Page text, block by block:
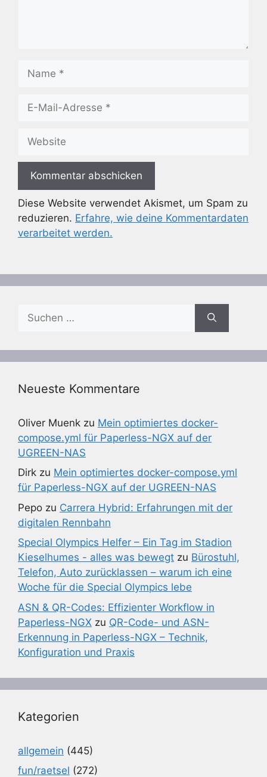
Name
Website
Diese Website verwendet Akismet, um Spam zu
reduzieren. Erfahre, wie deine Kommentardaten
verarbeitet werden.
nach:
Neueste Kommentare
Oliver Muenk zu Mein optimiertes docker-
compose.yml für Paperless-NGX auf der
UGREEN-NAS
Dirk zu Mein optimiertes docker-compose.yml
für Paperless-NGX auf der UGREEN-NAS
Pepo zu Carrera Hybrid: Erfahrungen mit der
digitalen Rennbahn
Special Olympics Helfer – Ein Tag im Stadion
Kieselhumes - alles was bewegt zu Bürostuhl,
Telefon, Auto zurücklassen – warum ich eine
Woche für die Special Olympics lebe
ASN & QR-Codes: Effizienter Workflow in
Paperless-NGX zu QR-Code- und ASN-
Erkennung in Paperless-NGX – Technik,
Konfiguration und Praxis
Kategorien
allgemein (445)
fun/raetsel (272)